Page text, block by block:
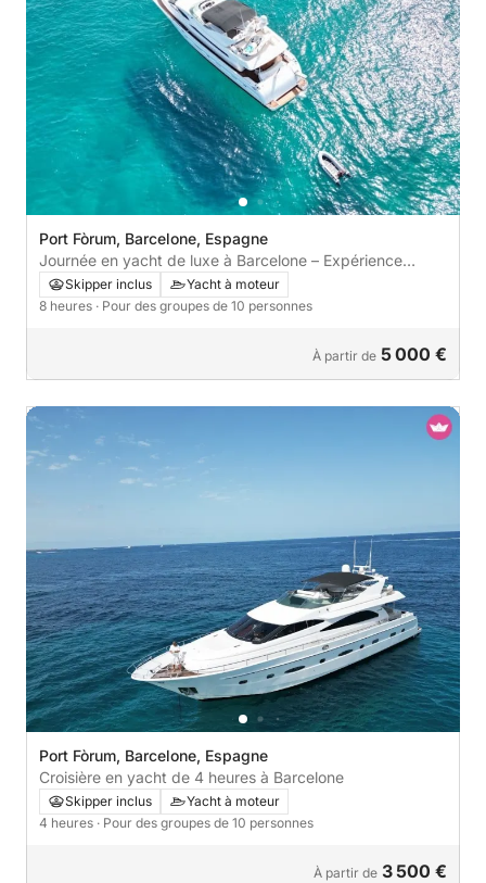
Port Fòrum, Barcelone, Espagne
Journée en yacht de luxe à Barcelone – Expérience
privée de 8 heures
Skipper inclus
Yacht à moteur
8 heures · Pour des groupes de 10 personnes
À partir de 5 000 €
Port Fòrum, Barcelone, Espagne
Croisière en yacht de 4 heures à Barcelone
Skipper inclus
Yacht à moteur
4 heures · Pour des groupes de 10 personnes
À partir de 3 500 €